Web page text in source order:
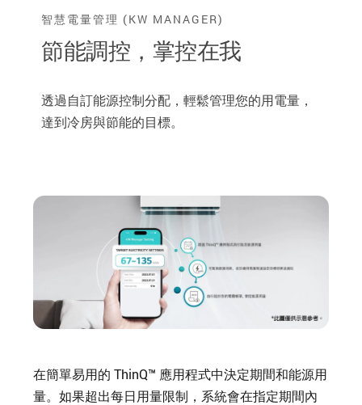
智慧電量管理 (KW MANAGER)
節能調控，掌控在我
透過自訂能源控制分配，輕鬆管理您的用電量，
達到冷房與節能的目標。
在簡單易用的 ThinQ™ 應用程式中決定期間和能源用
量。如果超出每日用量限制，系統會在指定期間內